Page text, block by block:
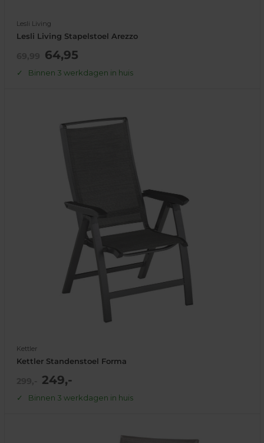
Lesli Living
Lesli Living Stapelstoel Arezzo
NormaleActie
prijs
64,95
Binnen 3 werkdagen in huis
Kettler
Kettler Standenstoel Forma
NormaleActie
249,-
Binnen 3 werkdagen in huis